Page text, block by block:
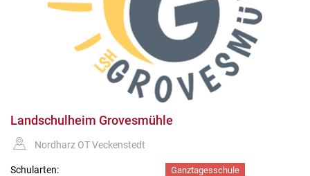
Landschulheim Grovesmühle
Nordharz OT Veckenstedt
Schularten:
Ganztagesschule